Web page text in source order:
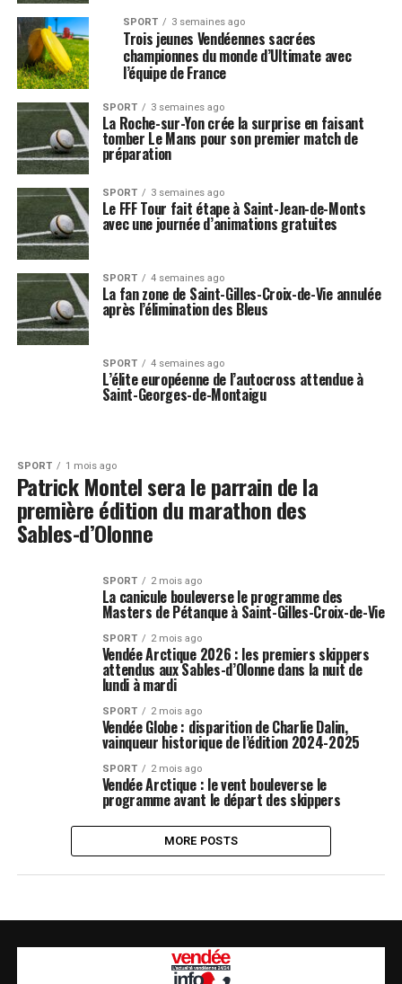
SPORT 3 semaines ago
Trois jeunes Vendéennes sacrées
championnes du monde d’Ultimate avec
l’équipe de France
SPORT 3 semaines ago
La Roche-sur-Yon crée la surprise en faisant
tomber Le Mans pour son premier match de
préparation
SPORT 3 semaines ago
Le FFF Tour fait étape à Saint-Jean-de-Monts
avec une journée d’animations gratuites
SPORT 4 semaines ago
La fan zone de Saint-Gilles-Croix-de-Vie annulée
après l’élimination des Bleus
SPORT 4 semaines ago
L’élite européenne de l’autocross attendue à
Saint-Georges-de-Montaigu
SPORT 1 mois ago
Patrick Montel sera le parrain de la
première édition du marathon des
Sables-d’Olonne
SPORT 2 mois ago
La canicule bouleverse le programme des
Masters de Pétanque à Saint-Gilles-Croix-de-Vie
SPORT 2 mois ago
Vendée Arctique 2026 : les premiers skippers
attendus aux Sables-d’Olonne dans la nuit de
lundi à mardi
SPORT 2 mois ago
Vendée Globe : disparition de Charlie Dalin,
vainqueur historique de l’édition 2024-2025
SPORT 2 mois ago
Vendée Arctique : le vent bouleverse le
programme avant le départ des skippers
MORE POSTS